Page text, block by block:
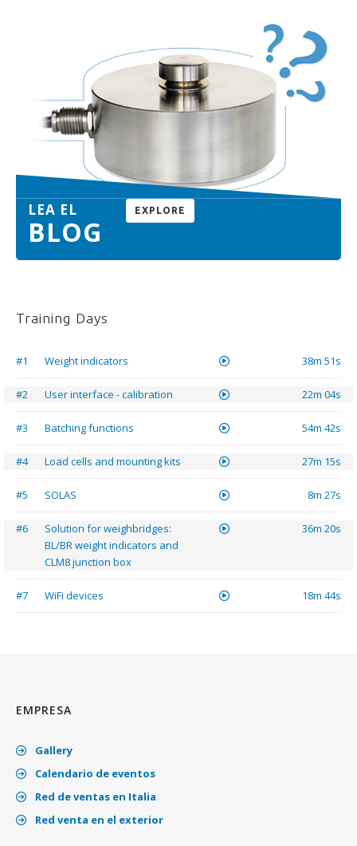
LEA EL
BLOG
EXPLORE
Training Days
#1 Weight indicators 38m 51s
#2 User interface - calibration 22m 04s
#3 Batching functions 54m 42s
#4 Load cells and mounting kits 27m 15s
#5 SOLAS 8m 27s
#6
Solution for weighbridges:
BL/BR weight indicators and
CLM8 junction box
36m 20s
#7 WiFi devices 18m 44s
EMPRESA
Gallery
Calendario de eventos
Red de ventas en Italia
Red venta en el exterior